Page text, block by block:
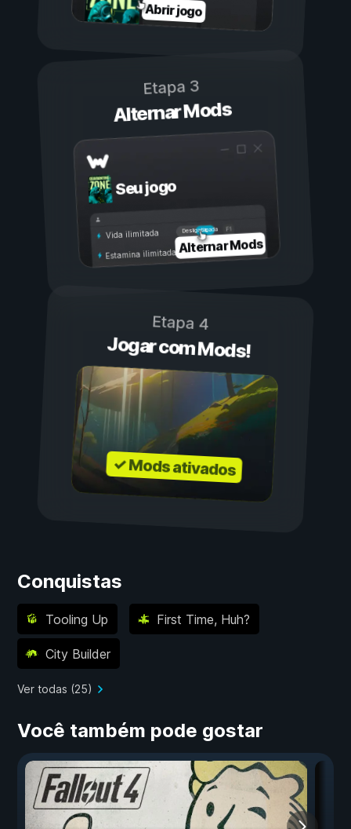
Abrir jogo
Etapa 3
Alternar Mods
Seu jogo
Ligada
Desligada
Vida ilimitada
Estamina ilimitadaAlternar Mods
Etapa 4
Jogar com Mods!
✓ Mods ativados
Conquistas
Tooling Up First Time, Huh?
City Builder
Ver todas (25)
Você também pode gostar